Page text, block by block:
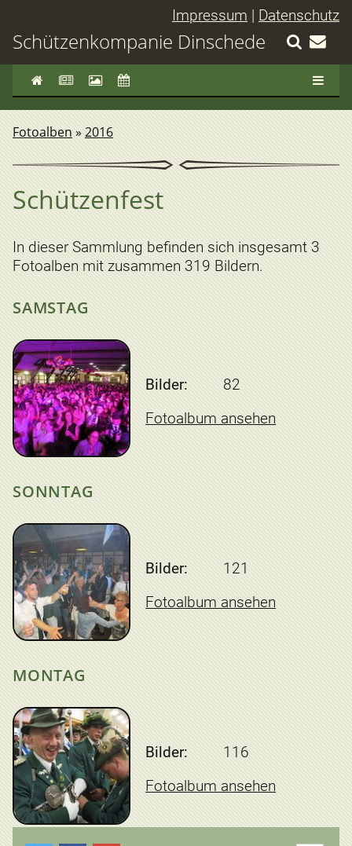
Impressum | Datenschutz
Schützenkompanie Dinschede
Fotoalben » 2016
Schützenfest
In dieser Sammlung befinden sich insgesamt 3
Fotoalben mit zusammen 319 Bildern.
SAMSTAG
Bilder:
82
Fotoalbum ansehen
SONNTAG
Bilder:
121
Fotoalbum ansehen
MONTAG
Bilder:
116
Fotoalbum ansehen